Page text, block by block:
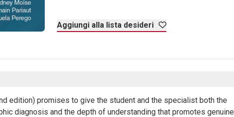
Aggiungi alla lista desideri
edition) promises to give the student and the specialist both the
diagnosis and the depth of understanding that promotes genuine